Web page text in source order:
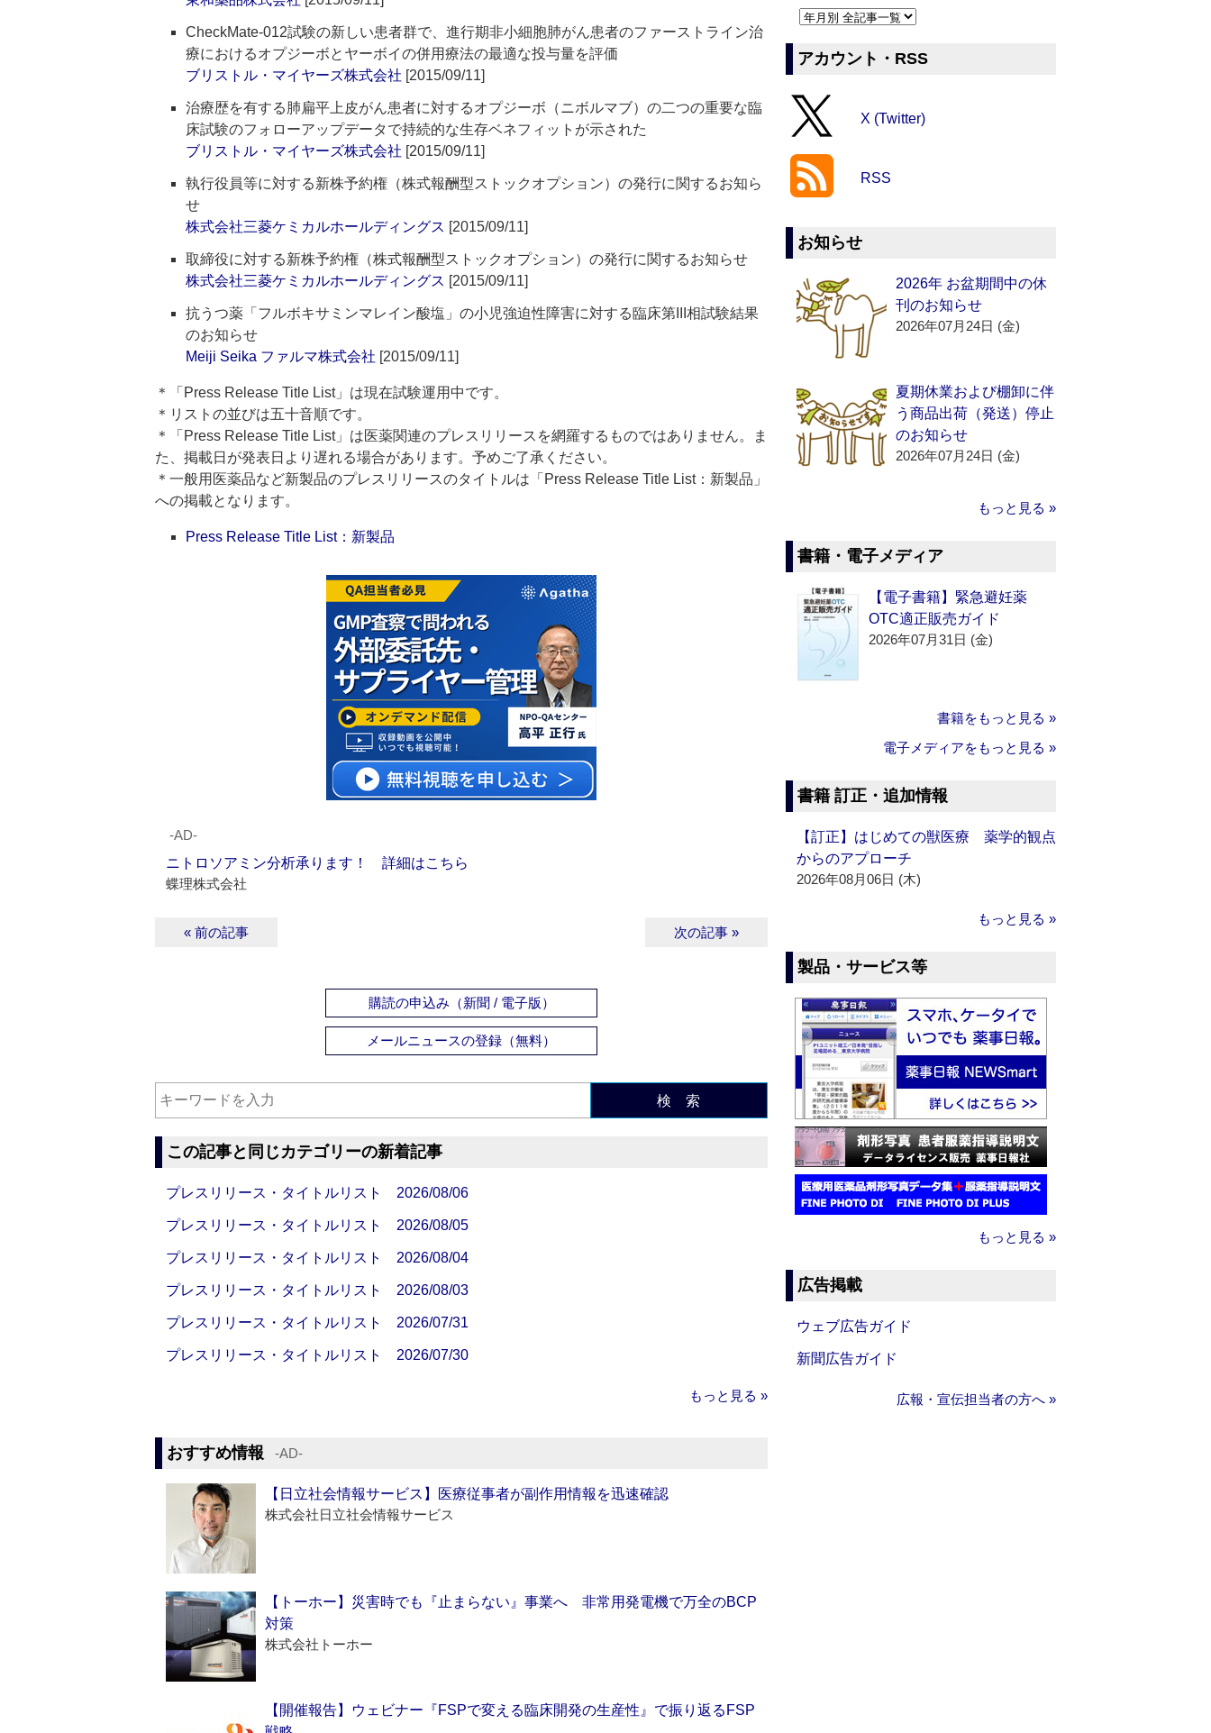
CheckMate-012試験の新しい患者群で、進行期非小細胞肺がん患者のファーストライン治
療におけるオプジーボとヤーボイの併用療法の最適な投与量を評価
ブリストル・マイヤーズ株式会社 [2015/09/11]
治療歴を有する肺扁平上皮がん患者に対するオプジーボ（ニボルマブ）の二つの重要な臨
床試験のフォローアップデータで持続的な生存ベネフィットが示された
ブリストル・マイヤーズ株式会社 [2015/09/11]
執行役員等に対する新株予約権（株式報酬型ストックオプション）の発行に関するお知ら
せ
株式会社三菱ケミカルホールディングス [2015/09/11]
取締役に対する新株予約権（株式報酬型ストックオプション）の発行に関するお知らせ
株式会社三菱ケミカルホールディングス [2015/09/11]
抗うつ薬「フルボキサミンマレイン酸塩」の小児強迫性障害に対する臨床第III相試験結果
のお知らせ
Meiji Seika ファルマ株式会社 [2015/09/11]
＊「Press Release Title List」は現在試験運用中です。
＊リストの並びは五十音順です。
＊「Press Release Title List」は医薬関連のプレスリリースを網羅するものではありません。ま
た、掲載日が発表日より遅れる場合があります。予めご了承ください。
＊一般用医薬品など新製品のプレスリリースのタイトルは「Press Release Title List：新製品」
への掲載となります。
Press Release Title List：新製品
‐AD‐
ニトロソアミン分析承ります！ 詳細はこちら
蝶理株式会社
« 前の記事 次の記事 »
購読の申込み（新聞 / 電子版）
メールニュースの登録（無料）
検 索
この記事と同じカテゴリーの新着記事
プレスリリース・タイトルリスト 2026/08/06
プレスリリース・タイトルリスト 2026/08/05
プレスリリース・タイトルリスト 2026/08/04
プレスリリース・タイトルリスト 2026/08/03
プレスリリース・タイトルリスト 2026/07/31
プレスリリース・タイトルリスト 2026/07/30
もっと見る »
おすすめ情報 ‐AD‐
【日立社会情報サービス】医療従事者が副作用情報を迅速確認
株式会社日立社会情報サービス
【トーホー】災害時でも『止まらない』事業へ 非常用発電機で万全のBCP
対策
株式会社トーホー
【開催報告】ウェビナー『FSPで変える臨床開発の生産性』で振り返るFSP
アカウント・RSS
X (Twitter)
RSS
お知らせ
2026年 お盆期間中の休
刊のお知らせ
2026年07月24日 (金)
夏期休業および棚卸に伴
う商品出荷（発送）停止
のお知らせ
2026年07月24日 (金)
もっと見る »
書籍・電子メディア
【電子書籍】緊急避妊薬
OTC適正販売ガイド
2026年07月31日 (金)
書籍をもっと見る »
電子メディアをもっと見る »
書籍 訂正・追加情報
【訂正】はじめての獣医療 薬学的観点
からのアプローチ
2026年08月06日 (木)
もっと見る »
製品・サービス等
もっと見る »
広告掲載
ウェブ広告ガイド
新聞広告ガイド
広報・宣伝担当者の方へ »